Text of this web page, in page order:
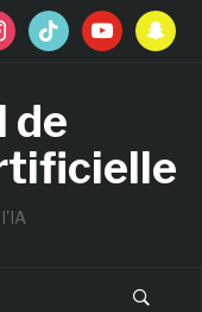
tiktok youtubesnapchat
de